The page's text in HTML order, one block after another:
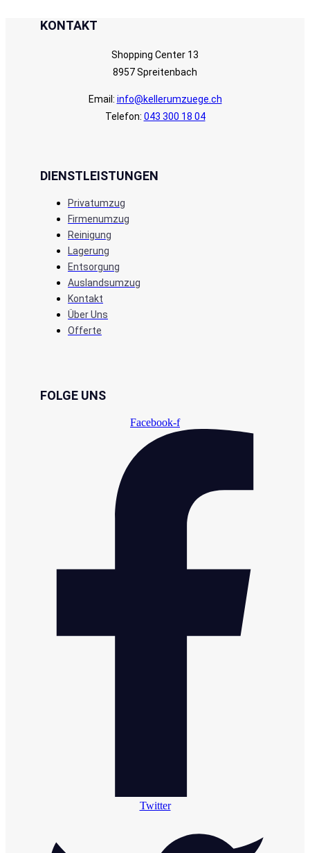
KONTAKT
Shopping Center 13
8957 Spreitenbach
Email: info@kellerumzuege.ch
Telefon: 043 300 18 04
DIENSTLEISTUNGEN
Privatumzug
Firmenumzug
Reinigung
Lagerung
Entsorgung
Auslandsumzug
Kontakt
Über Uns
Offerte
FOLGE UNS
Facebook-f
Twitter